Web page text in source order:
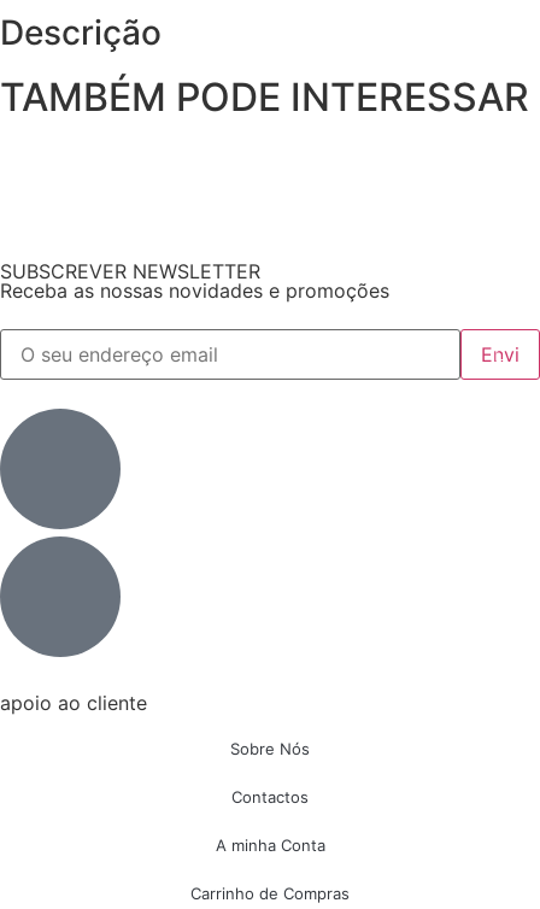
Descrição
TAMBÉM PODE INTERESSAR
SUBSCREVER NEWSLETTER
Receba as nossas novidades e promoções
apoio ao cliente
Sobre Nós
Contactos
A minha Conta
Carrinho de Compras